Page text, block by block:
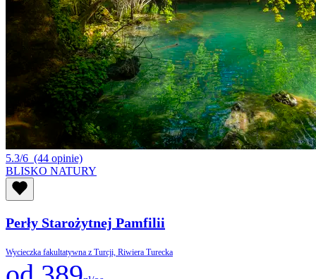
5.3/6 (44 opinie)
BLISKO NATURY
Perły Starożytnej Pamfilii
Wycieczka fakultatywna z Turcji, Riwiera Turecka